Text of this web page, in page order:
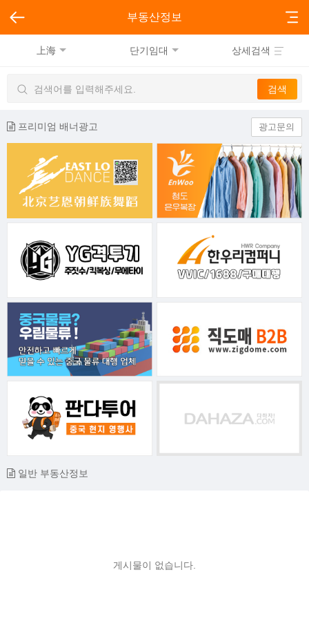
부동산정보
上海 단기임대 상세검색
프리미엄 배너광고 광고문의
일반 부동산정보
게시물이 없습니다.